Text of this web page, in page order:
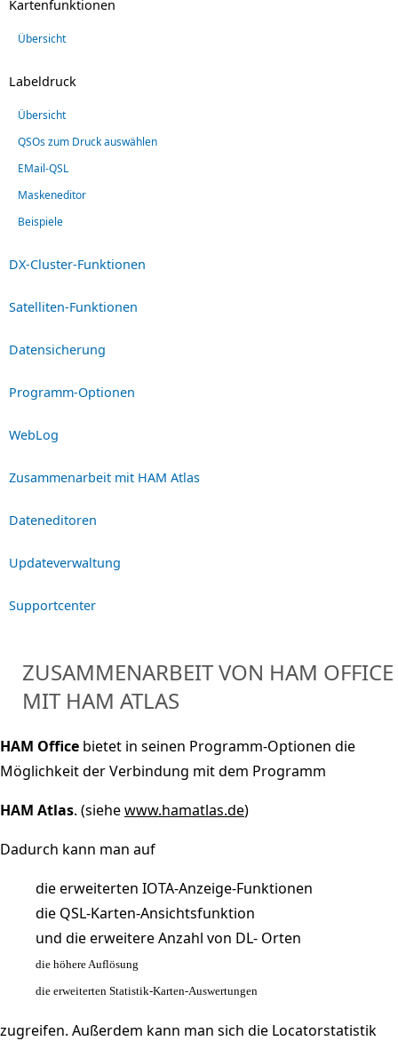
Kartenfunktionen
Übersicht
Labeldruck
Übersicht
QSOs zum Druck auswählen
EMail-QSL
Maskeneditor
Beispiele
DX-Cluster-Funktionen
Satelliten-Funktionen
Datensicherung
Programm-Optionen
WebLog
Zusammenarbeit mit HAM Atlas
Dateneditoren
Updateverwaltung
Supportcenter
ZUSAMMENARBEIT VON HAM OFFICE
MIT HAM ATLAS
HAM Office bietet in seinen Programm-Optionen die
Möglichkeit der Verbindung mit dem Programm
HAM Atlas. (siehewww.hamatlas.de)
Dadurch kann man auf
die erweiterten IOTA-Anzeige-Funktionen
die QSL-Karten-Ansichtsfunktion
und die erweitere Anzahl von DL- Orten
die höhere Auflösung
die erweiterten Statistik-Karten-Auswertungen
zugreifen. Außerdem kann man sich die Locatorstatistik